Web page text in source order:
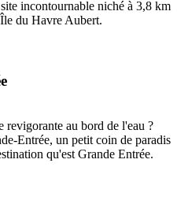
incontournable niché à 3,8 km
du Havre Aubert.
revigorante au bord de l'eau ?
Entrée, un petit coin de paradis
qu'est Grande Entrée.